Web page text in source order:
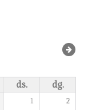
ds. dg.
1 2